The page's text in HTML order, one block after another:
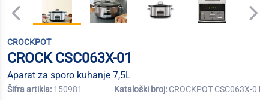
CROCKPOT
CROCK CSC063X-01
Aparat za sporo kuhanje 7,5L
Šifra artikla: 150981 Kataloški broj: CROCKPOT CSC063X-01